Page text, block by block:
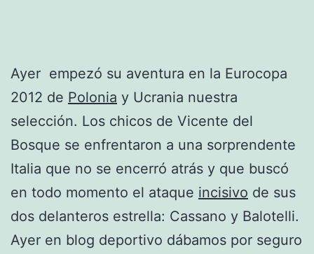
Ayer empezó su aventura en la Eurocopa
2012 de Polonia y Ucrania nuestra
selección. Los chicos de Vicente del
Bosque se enfrentaron a una sorprendente
Italia que no se encerró atrás y que buscó
en todo momento el ataque incisivo de sus
dos delanteros estrella: Cassano y Balotelli.
Ayer en blog deportivo dábamos por seguro